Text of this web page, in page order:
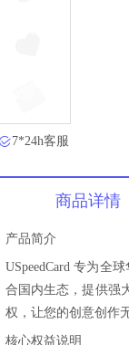
7*24h客服
商品详情
产品简介
USpeedCard 专为全
合国内生态，提供强
权，让您的创意创作
核心权益说明